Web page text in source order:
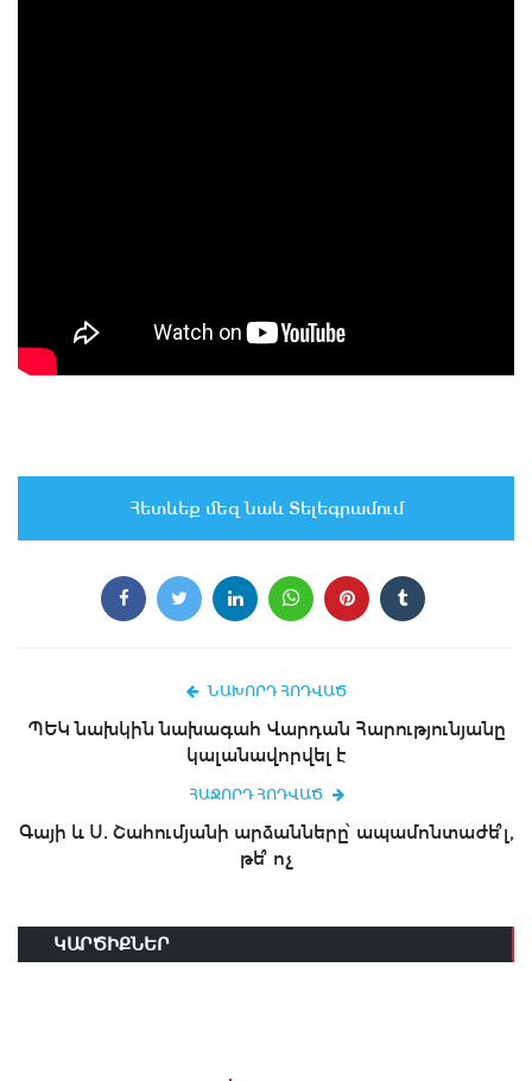
Հետևեք մեզ նաև Տելեգրամում
ՆԱԽՈՐԴ ՀՈԴՎԱԾ
ՊԵԿ նախկին նախագահ Վարդան Հարությունյանը
կալանավորվել է
ՀԱՋՈՐԴ ՀՈԴՎԱԾ
Գայի և Ս. Շահումյանի արձանները՝ ապամոնտաժե՞լ,
թե՞ ոչ
ԿԱՐԾԻՔՆԵՐ